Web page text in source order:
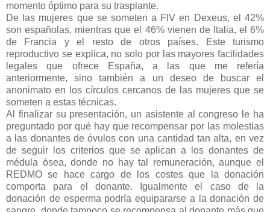
momento óptimo para su trasplante.
De las mujeres que se someten a FIV en Dexeus, el 42%
son españolas, mientras que el 46% vienen de Italia, el 6%
de Francia y el resto de otros países. Este turismo
reproductivo se explica, no solo por las mayores facilidades
legales que ofrece España, a las que me refería
anteriormente, sino también a un deseo de buscar el
anonimato en los círculos cercanos de las mujeres que se
someten a estas técnicas.
Al finalizar su presentación, un asistente al congreso le ha
preguntado por qué hay que recompensar por las molestias
a las donantes de óvulos con una cantidad tan alta, en vez
de seguir los criterios que se aplican a los donantes de
médula ósea, donde no hay tal remuneración, aunque el
REDMO se hace cargo de los costes que la donación
comporta para el donante. Igualmente el caso de la
donación de esperma podría equipararse a la donación de